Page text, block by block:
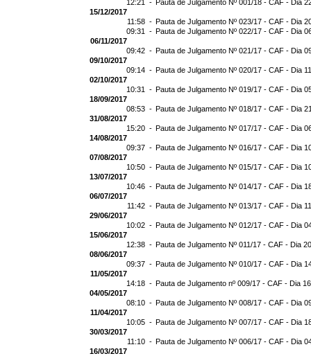
12:21 - Pauta de Julgamento Nº 001/18 - CAF - Dia
15/12/2017
11:58 - Pauta de Julgamento Nº 023/17 - CAF - Dia
09:31 - Pauta de Julgamento Nº 022/17 - CAF - Dia
06/11/2017
09:42 - Pauta de Julgamento Nº 021/17 - CAF - Dia
09/10/2017
09:14 - Pauta de Julgamento Nº 020/17 - CAF - Dia
02/10/2017
10:31 - Pauta de Julgamento Nº 019/17 - CAF - Dia
18/09/2017
08:53 - Pauta de Julgamento Nº 018/17 - CAF - Dia
31/08/2017
15:20 - Pauta de Julgamento Nº 017/17 - CAF - Dia
14/08/2017
09:37 - Pauta de Julgamento Nº 016/17 - CAF - Dia
07/08/2017
10:50 - Pauta de Julgamento Nº 015/17 - CAF - Dia
13/07/2017
10:46 - Pauta de Julgamento Nº 014/17 - CAF - Dia
06/07/2017
11:42 - Pauta de Julgamento Nº 013/17 - CAF - Dia
29/06/2017
10:02 - Pauta de Julgamento Nº 012/17 - CAF - Dia
15/06/2017
12:38 - Pauta de Julgamento Nº 011/17 - CAF - Dia
08/06/2017
09:37 - Pauta de Julgamento Nº 010/17 - CAF - Dia
11/05/2017
14:18 - Pauta de Julgamento nº 009/17 - CAF - Dia
04/05/2017
08:10 - Pauta de Julgamento Nº 008/17 - CAF - Dia
11/04/2017
10:05 - Pauta de Julgamento Nº 007/17 - CAF - Dia
30/03/2017
11:10 - Pauta de Julgamento Nº 006/17 - CAF - Dia
16/03/2017